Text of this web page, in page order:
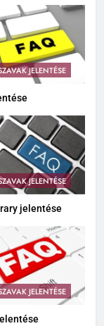
JELENTÉSE
JELENTÉSE
jelentése
JELENTÉSE